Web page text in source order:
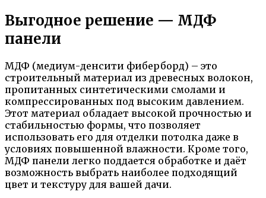
Выгодное решение — МДФ
панели
МДФ (медиум-денсити фиберборд) – это
строительный материал из древесных волокон,
пропитанных синтетическими смолами и
компрессированных под высоким давлением.
Этот материал обладает высокой прочностью и
стабильностью формы, что позволяет
использовать его для отделки потолка даже в
условиях повышенной влажности. Кроме того,
МДФ панели легко поддается обработке и даёт
возможность выбрать наиболее подходящий
цвет и текстуру для вашей дачи.